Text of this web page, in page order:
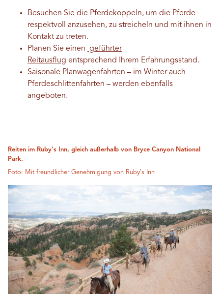
Besuchen Sie die Pferdekoppeln, um die Pferde
respektvoll anzusehen, zu streicheln und mit ihnen in
Kontakt zu treten.
Planen Sie einen geführter
Reitausflug entsprechend Ihrem Erfahrungsstand.
Saisonale Planwagenfahrten – im Winter auch
Pferdeschlittenfahrten – werden ebenfalls
angeboten.
Reiten im Ruby's Inn, gleich außerhalb von Bryce Canyon National
Park.
Foto: Mit freundlicher Genehmigung von Ruby's Inn